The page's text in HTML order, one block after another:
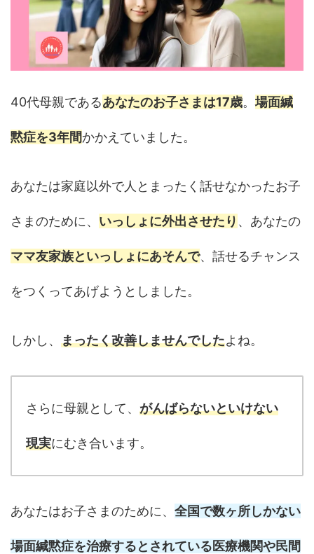
40代母親であるあなたのお子さまは17歳。場面緘
黙症を3年間かかえていました。
あなたは家庭以外で人とまったく話せなかったお子
さまのために、 いっしょに外出させたり 、あなたの
ママ友家族といっしょにあそんで、話せるチャンス
をつくってあげようとしました。
しかし、 まったく改善しませんでしたよね。
さらに母親として、 がんばらないといけない
現実にむき合います。
あなたはお子さまのために、 全国で数ヶ所しかない
場面緘黙症を治療するとされている医療機関や民間